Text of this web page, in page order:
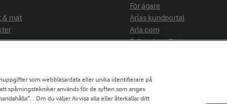
& mat
& press
För ägare
Arlas kundportal
Arla.com
Falbygdens Ost
som webbläsardata eller unika identifierare på
spårningstekniker används för de syften som anges
. Om du väljer Avvisa alla eller återkallar ditt